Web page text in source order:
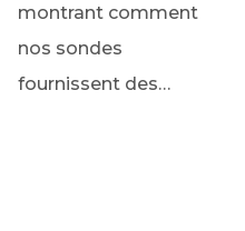
montrant comment
nos sondes
fournissent des…